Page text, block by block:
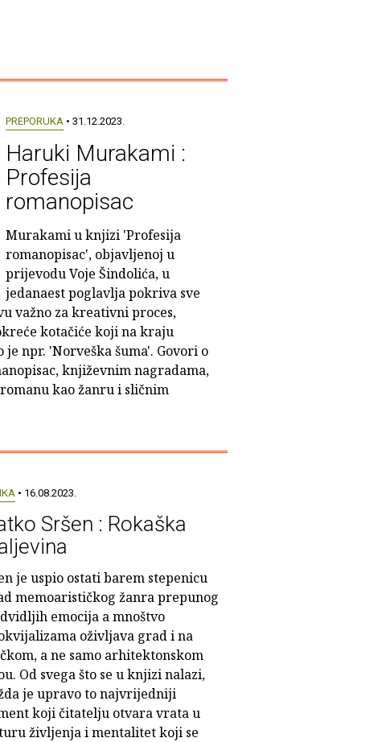
PREPORUKA • 31.12.2023.
Haruki Murakami :
Profesija
romanopisac
Murakami u knjizi 'Profesija
romanopisac', objavljenoj u
prijevodu Voje Šindolića, u
jedanaest poglavlja pokriva sve
važno za kreativni proces,
kotačiće koji na kraju
npr. 'Norveška šuma'. Govori o
književnim nagradama,
kao žanru i sličnim
• 16.08.2023.
Sršen : Rokaška
je uspio ostati barem stepenicu
memoarističkog žanra prepunog
emocija a mnoštvo
oživljava grad i na
a ne samo arhitektonskom
Od svega što se u knjizi nalazi,
je upravo to najvrijedniji
koji čitatelju otvara vrata u
življenja i mentalitet koji se